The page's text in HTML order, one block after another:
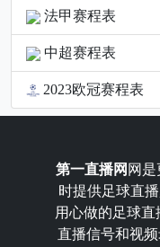
法甲赛程表
中超赛程表
2023欧冠赛程表
第一直播网 网
时提供足球直
用心做的足球
直播信号和视